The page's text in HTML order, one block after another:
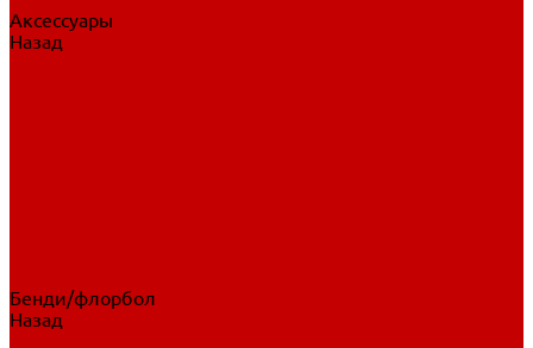
Аксессуары
Назад
Бенди/флорбол
Назад